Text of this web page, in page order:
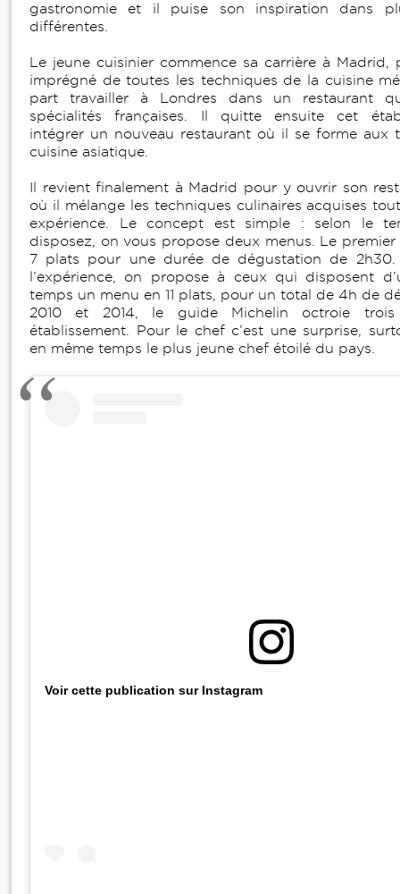
gastronomie et il puise son inspiration dans
différentes.
Le jeune cuisinier commence sa carrière à Madrid,
imprégné de toutes les techniques de la cuisine
part travailler à Londres dans un restaurant
spécialités françaises. Il quitte ensuite cet
intégrer un nouveau restaurant où il se forme aux
cuisine asiatique.
Il revient finalement à Madrid pour y ouvrir son
où il mélange les techniques culinaires acquises
expérience. Le concept est simple : selon le
disposez, on vous propose deux menus. Le
7 plats pour une durée de dégustation de 2h30.
l’expérience, on propose à ceux qui disposent
temps un menu en 11 plats, pour un total de 4h de
2010 et 2014, le guide Michelin octroie
établissement. Pour le chef c’est une surprise,
en même temps le plus jeune chef étoilé du pays.
Voir cette publication sur Instagram